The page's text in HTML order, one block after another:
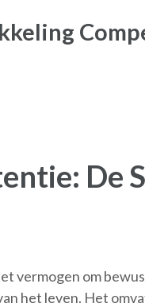
De
vermogen om
het leven. Het